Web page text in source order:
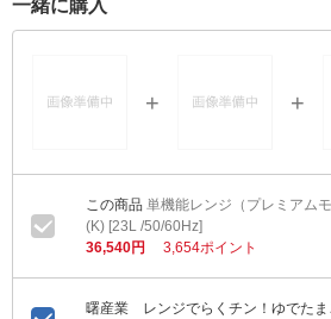
一緒に購入
単機能レンジ（プレミアム
(K) [23L /50/60Hz]
36,540円
3,654ポイント
曙産業 レンジでらくチン！ゆでた